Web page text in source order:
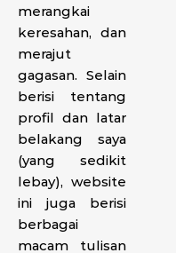
merangkai
keresahan, dan
merajut
gagasan. Selain
berisi tentang
profil dan latar
belakang saya
(yang sedikit
lebay), website
ini juga berisi
berbagai
macam tulisan